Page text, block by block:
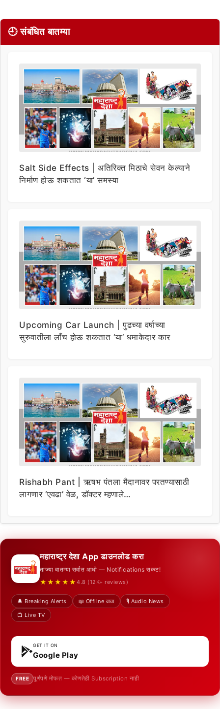
🕘 संबंधित बातम्या
Salt Side Effects | अतिरिक्त मिठाचे सेवन केल्याने
निर्माण होऊ शकतात ‘या’ समस्या
Upcoming Car Launch | पुढच्या वर्षाच्या
सुरुवातीला लाँच होऊ शकतात ‘या’ धमाकेदार कार
Rishabh Pant | ऋषभ पंतला मैदानावर परतण्यासाठी
लागणार ‘एवढा’ वेळ, डॉक्टर म्हणाले…
महाराष्ट्र देशा App डाउनलोड करा
ताज्या बातम्या सर्वात आधी — Notifications सकट!
★★★★★ 4.8 (12K+ reviews)
🔔 Breaking Alerts 📖 Offline वाचा
🎙️ Audio News
📺 Live TV
GET IT ON
Google Play
FREE पूर्णपणे मोफत — कोणतेही Subscription नाही